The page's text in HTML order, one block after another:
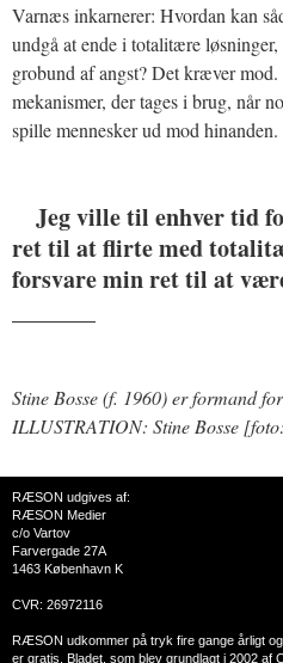
Varnæs inkarnerer: Hvordan kan
undgå at ende i totalitære
grobund af angst? Det kræver
mekanismer, der tages i brug, når
spille mennesker ud mod
Jeg ville til enhver tid
ret til at flirte med
forsvare min ret til at
Stine Bosse (f. 1960) er formand
ILLUSTRATION: Stine Bosse
RÆSON udgives af:
RÆSON Medier
c/o Vartov
Farvergade 27A
1463 København K
CVR: 26972116
RÆSON udkommer på tryk fire gange årligt
er gratis. Bladet, som blev grundlagt i 2002 af